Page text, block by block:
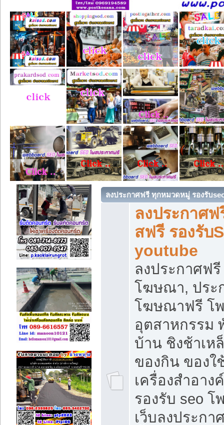
ลงประกาศฟรี ทุกหมวดหมู่ รองรับ
ลงประกาศ
สฟรี รองรับ
youtube
ลงประกาศฟ
โฆษณา, ประ
โฆษณาฟรี โ
อุตสาหกรรม
บ้าน ชิงช้าเห
ของกิน ของใ
เครื่องสำอา
รองรับ seo โ
เว็บลงประก